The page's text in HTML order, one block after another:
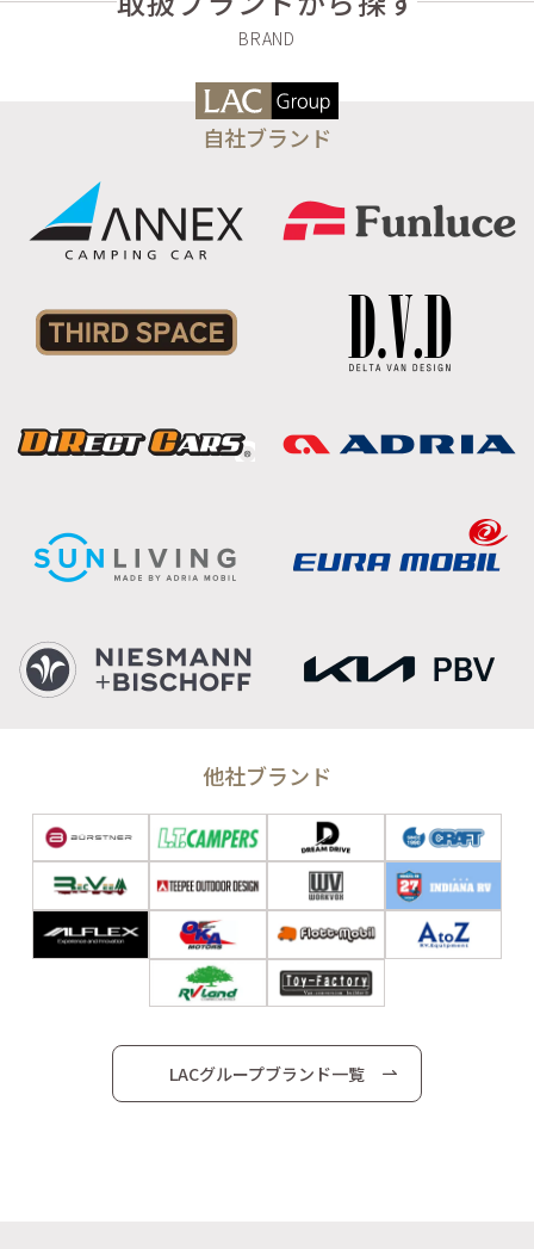
自社ブランド
他社ブランド
LACグループブランド一覧